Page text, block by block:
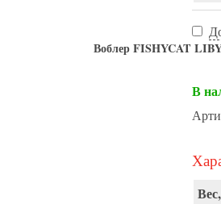
Воблер FISHYCAT
В